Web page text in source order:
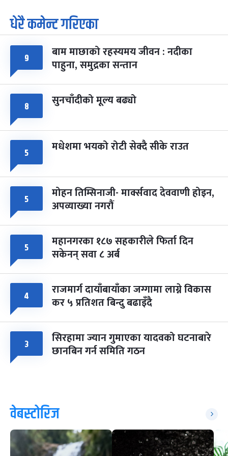
७
आइत
पूर्णिमा व्रत
चैत्र ७, २०८३-Mar 21, 2027
८ फागुपूर्णिमा
चैत्र ८, २०८३-Mar 22, 2027
७ महिना बाँकी
धेरै कमेन्ट गरिएका
९ बाम माछाको रहस्यमय जीवन : नदीका
पाहुना, समुद्रका सन्तान
८ सुनचाँदीको मूल्य बढ्यो
५ मधेशमा भयको रोटी सेक्दै सीके राउत
५ मोहन तिम्सिनाजी- मार्क्सवाद देववाणी होइन,
अपव्याख्या नगरौं
५ महानगरका १८७ सहकारीले फिर्ता दिन
सकेनन् सवा ८ अर्ब
४ राजमार्ग दायाँबायाँका जग्गामा लाग्ने विकास
कर ५ प्रतिशत बिन्दु बढाइँदै
३ सिरहामा ज्यान गुमाएका यादवको घटनाबारे
छानबिन गर्न समिति गठन
वेबस्टोरिज